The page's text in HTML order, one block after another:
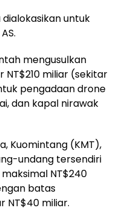
untuk
mengusulkan
miliar (sekitar
pengadaan drone
dan kapal nirawak
Kuomintang (KMT),
undang tersendiri
NT$240
batas
NT$40 miliar.